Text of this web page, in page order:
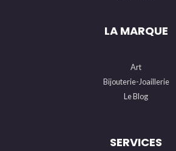
LA MARQUE
Art
Bijouterie-Joaillerie
Le Blog
SERVICES